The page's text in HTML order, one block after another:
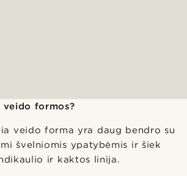
veido formos?
veido forma yra daug bendro su
švelniomis ypatybėmis ir šiek
ir kaktos linija.